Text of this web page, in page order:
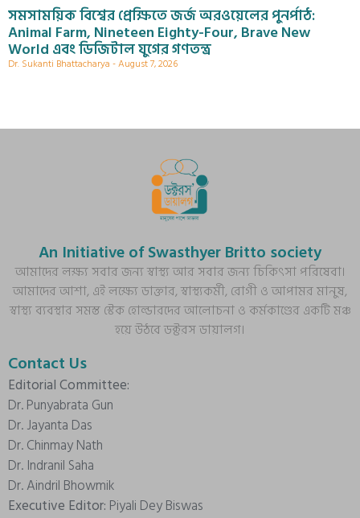
সমসাময়িক বিশ্বের প্রেক্ষিতে জর্জ অরওয়েলের পুনর্পাঠ:
Animal Farm, Nineteen Eighty-Four, Brave New
World এবং ডিজিটাল যুগের গণতন্ত্র
Dr. Sukanti Bhattacharya August 7, 2026
An Initiative of Swasthyer Britto society
আমাদের লক্ষ্য সবার জন্য স্বাস্থ্য আর সবার জন্য চিকিৎসা পরিষেবা।
আমাদের আশা, এই লক্ষ্যে ডাক্তার, স্বাস্থ্যকর্মী, রোগী ও আপামর মানুষ,
স্বাস্থ্য ব্যবস্থার সমস্ত স্টেক হোল্ডারদের আলোচনা ও কর্মকাণ্ডের একটি মঞ্চ
হয়ে উঠবে ডক্টরস ডায়ালগ।
Contact Us
Editorial Committee:
Dr. Punyabrata Gun
Dr. Jayanta Das
Dr. Chinmay Nath
Dr. Indranil Saha
Dr. Aindril Bhowmik
Executive Editor: Piyali Dey Biswas